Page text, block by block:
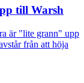
till Warsh
är "lite grann" upp
från att höja